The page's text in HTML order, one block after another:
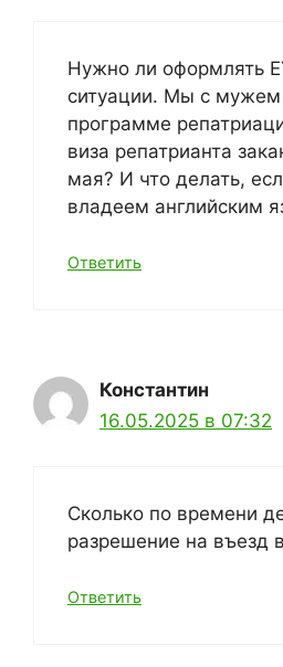
Нужно ли оформлять
ситуации. Мы с
программе
виза репатрианта
мая? И что делать,
владеем английским
Ответить
Константин
16.05.2025 в 07:32
Сколько по времени
разрешение на въезд
Ответить